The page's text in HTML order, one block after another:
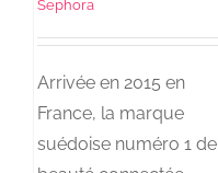
À PROPOS
CONTACT
Sephora
Arrivée en 2015 en
France, la marque
suédoise numéro 1 de